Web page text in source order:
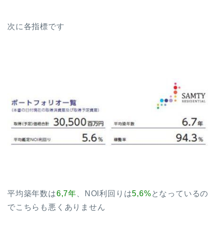
次に各指標です
平均築年数は6,7年 、NOI利回りは5,6% となっているの
でこちらも悪くありません